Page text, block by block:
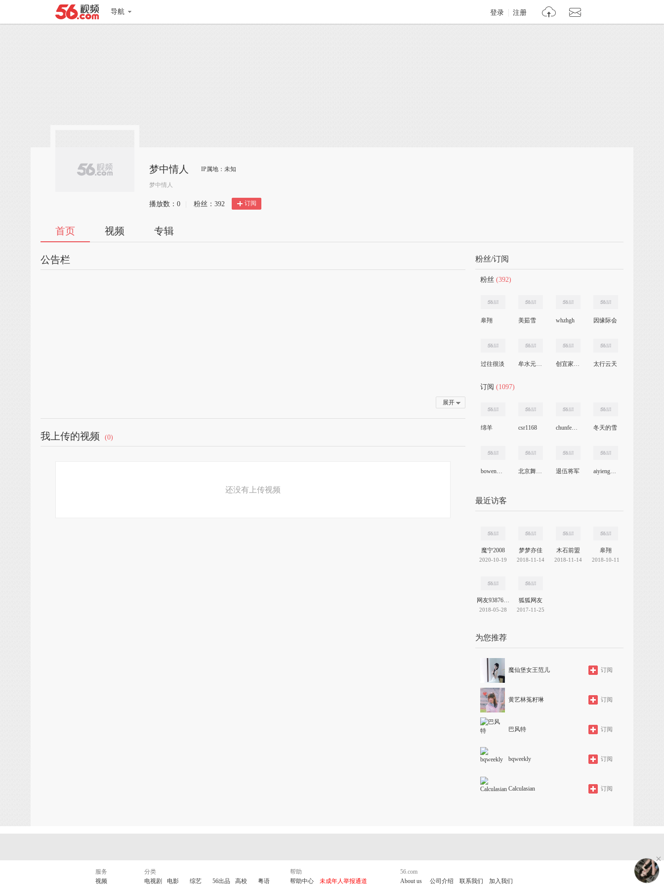
导航 登录 注册
梦中情人 IP属地：未知
梦中情人
播放数： 0 粉丝： 392 订阅
首页 视频 专辑
公告栏
展开
我上传的视频 (0)
还没有上传视频
粉丝/订阅
粉丝 (392)
皋翔 美茹雪 whzhgh 因缘际会
过往很淡 牟水元粮食字画 创宜家窗帘培训 太行云天
订阅 (1097)
绵羊 csr1168 chunfengheyu 冬天的雪
bowenwang2190 北京舞蹈团 退伍将军 aiyienglish
最近访客
魔宁2008
2020-10-19
梦梦亦佳
2018-11-14
木石前盟
2018-11-14
皋翔
2018-10-11
网友938763837594206208
2018-05-28
狐狐网友
2017-11-25
为您推荐
魔仙堡女王范儿 订阅
黄艺林菟籽琳 订阅
巴风特 订阅
bqweekly 订阅
Calculasian 订阅
服务
视频
分类
电视剧
电影 综艺 56出品 高校 粤语
帮助
帮助中心
未成年人举报通道
56.com
About us
公司介绍 联系我们 加入我们